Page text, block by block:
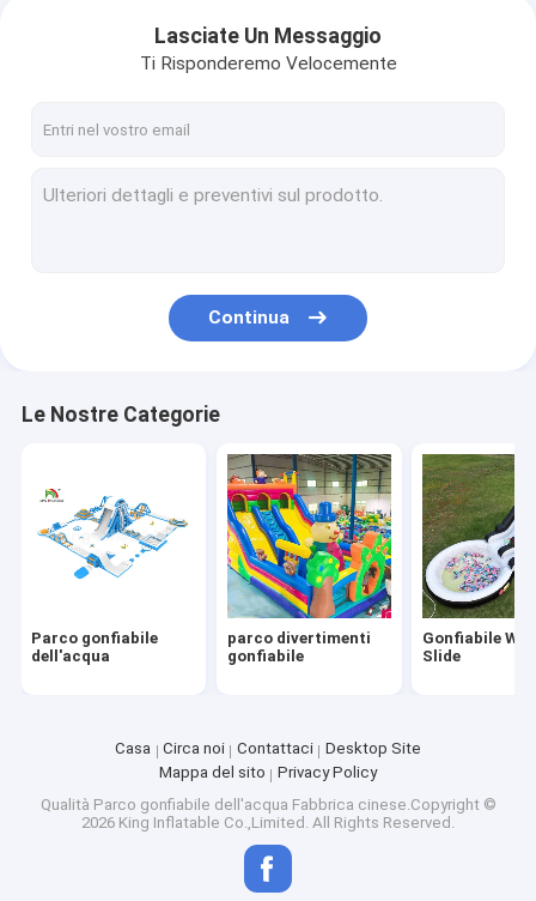
Lasciate Un Messaggio
Ti Risponderemo Velocemente
Continua
Le Nostre Categorie
Parco gonfiabile
dell'acqua
parco divertimenti
gonfiabile
Gonfiabile
Slide
Casa Circa noi Contattaci
Desktop Site
Mappa del sito
Privacy Policy
Qualità Parco gonfiabile dell'acqua Fabbrica cinese.Copyright ©
2026 King Inflatable Co.,Limited. All Rights Reserved.